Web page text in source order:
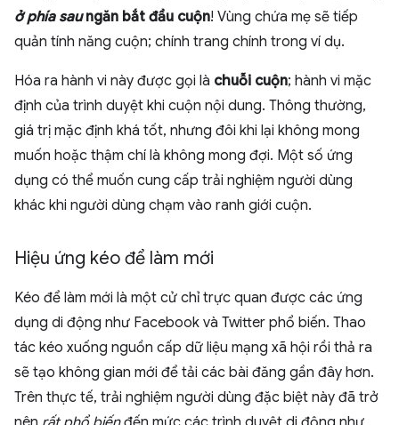
ở phía saungăn bắt đầu cuộn! Vùng chứa mẹ sẽ tiếp
quản tính năng cuộn; chính trang chính trong ví dụ.
Hóa ra hành vi này được gọi là chuỗi cuộn; hành vi mặc
định của trình duyệt khi cuộn nội dung. Thông thường,
giá trị mặc định khá tốt, nhưng đôi khi lại không mong
muốn hoặc thậm chí là không mong đợi. Một số ứng
dụng có thể muốn cung cấp trải nghiệm người dùng
khác khi người dùng chạm vào ranh giới cuộn.
Hiệu ứng kéo để làm mới
Kéo để làm mới là một cử chỉ trực quan được các ứng
dụng di động như Facebook và Twitter phổ biến. Thao
tác kéo xuống nguồn cấp dữ liệu mạng xã hội rồi thả ra
sẽ tạo không gian mới để tải các bài đăng gần đây hơn.
Trên thực tế, trải nghiệm người dùng đặc biệt này đã trở